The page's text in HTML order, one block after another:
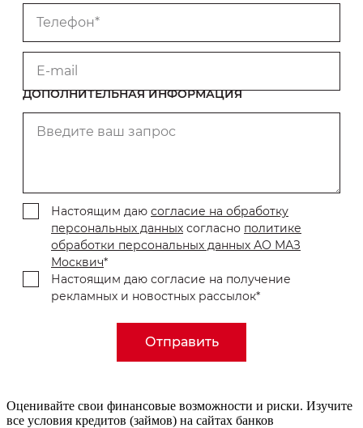
Телефон*
E-mail
ДОПОЛНИТЕЛЬНАЯ ИНФОРМАЦИЯ
Введите ваш запрос
Настоящим даю согласие на обработку
персональных данных согласно политике
обработки персональных данных АО МАЗ
Москвич*
Настоящим даю согласие на получение
рекламных и новостных рассылок*
Отправить
Оценивайте свои финансовые возможности и риски. Изучите
все условия кредитов (займов) на сайтах банков